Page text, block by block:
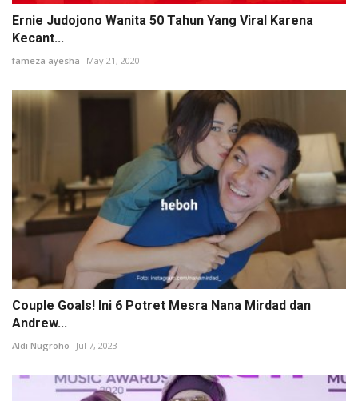
Ernie Judojono Wanita 50 Tahun Yang Viral Karena
Kecant...
fameza ayesha May 21, 2020
Couple Goals! Ini 6 Potret Mesra Nana Mirdad dan
Andrew...
Aldi Nugroho Jul 7, 2023